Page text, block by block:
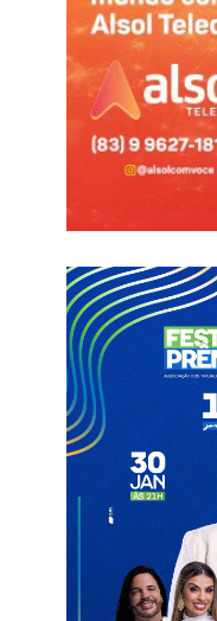
O Treze já enfrentou
e o Galo foi derrotado
América-RN por 4 a 0,
para o Santa Cruz por
Agora, nas rodadas
mesmos adversários,
vivo na briga pela
Mesmo que o fato de
garantidos na próxima
imprimir um ritmo
que o rendimento das
que pode gerar uma
os torcedores do
vencem há dois jogos.
O técnico William De
suas entrevistas, que
próximos jogos e que
Galo evite qualquer